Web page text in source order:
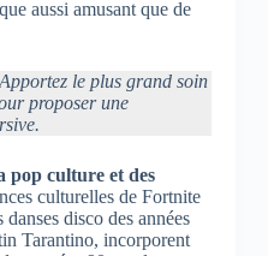
aussi amusant que de
le plus grand soin
proposer une
pop culture et des
culturelles de Fortnite
disco des années
Tarantino, incorporent